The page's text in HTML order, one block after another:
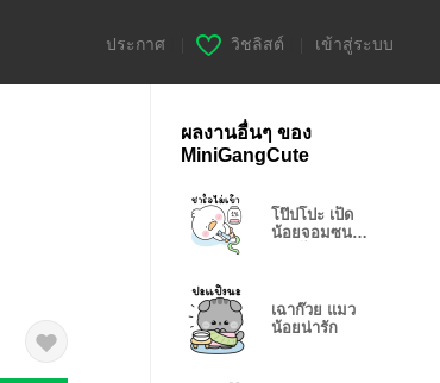
ประกาศ วิชลิสต์ เข้าสู่ระบบ
ผลงานอื่นๆ ของ
MiniGangCute
โป๊ปโปะ เป็ด
น้อยจอมซน
เฉาก๊วย แมว
น้อยน่ารัก